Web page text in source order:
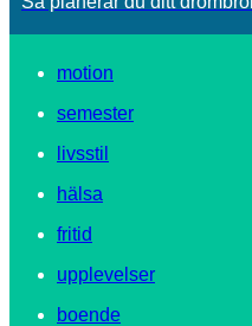
motion
semester
livsstil
hälsa
fritid
upplevelser
boende